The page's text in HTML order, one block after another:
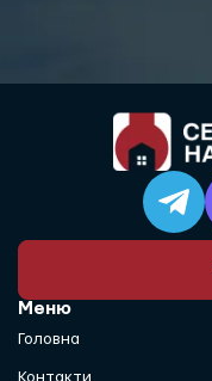
Меню
Головна
Контакти